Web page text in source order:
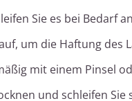
Sie es bei Bedarf
um die Haftung des
mit einem Pinsel
und schleifen